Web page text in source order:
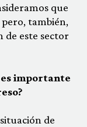
que
también,
de este sector
importante
de